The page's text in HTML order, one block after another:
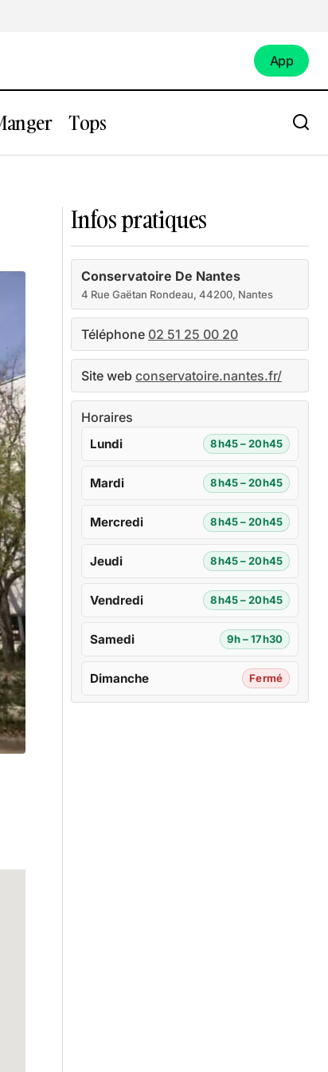
App
Tops
Infos pratiques
Conservatoire De Nantes
4 Rue Gaëtan Rondeau, 44200, Nantes
Téléphone 02 51 25 00 20
Site web conservatoire.nantes.fr/
Horaires
Lundi 8h45 – 20h45
Mardi 8h45 – 20h45
Mercredi 8h45 – 20h45
Jeudi 8h45 – 20h45
Vendredi 8h45 – 20h45
Samedi 9h – 17h30
Dimanche Fermé